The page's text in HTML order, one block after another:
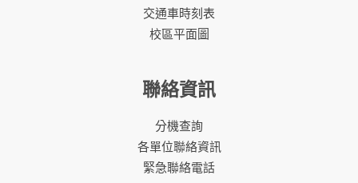
交通車時刻表
校區平面圖
聯絡資訊
分機查詢
各單位聯絡資訊
緊急聯絡電話